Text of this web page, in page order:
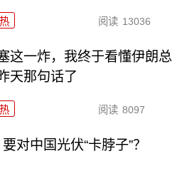
阅读 13036
这一炸，我终于看懂伊朗总
天那句话了
阅读 8097
对中国光伏“卡脖子”？